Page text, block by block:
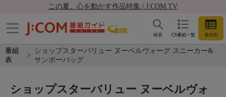
この夏、心を動かす作品特集 | J:COM TV
CS番組一覧 番組表
検索
番組
表
ショップスターバリュー ヌーベルヴォーグ スニーカー&
サンポーバッグ
ショップスターバリュー ヌーベルヴォ